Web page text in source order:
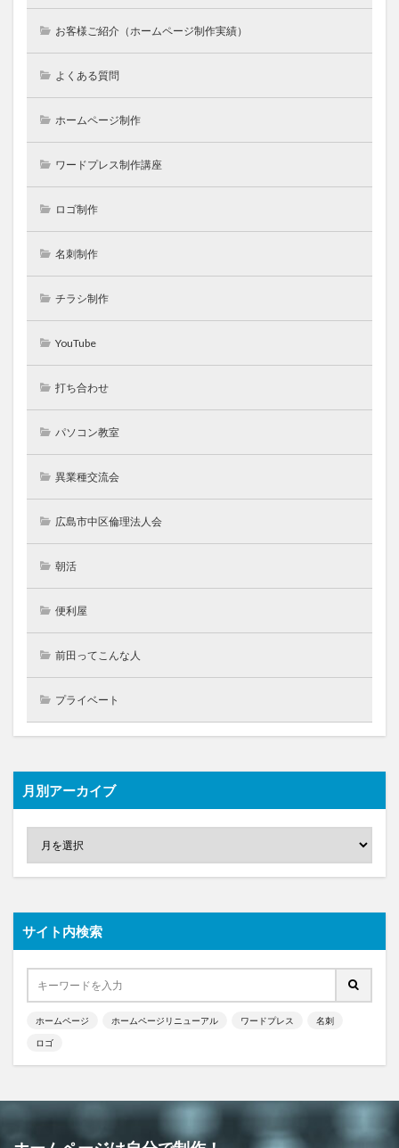
お客様ご紹介（ホームページ制作実績）
よくある質問
ホームページ制作
ワードプレス制作講座
ロゴ制作
名刺制作
チラシ制作
YouTube
打ち合わせ
パソコン教室
異業種交流会
広島市中区倫理法人会
朝活
便利屋
前田ってこんな人
プライベート
月別アーカイブ
サイト内検索
ホームページ ホームページリニューアル ワードプレス 名刺
ロゴ